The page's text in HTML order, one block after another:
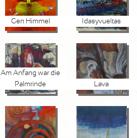
Gen Himmel Idasyvueltas
Am Anfang war die
Palmrinde
Lava